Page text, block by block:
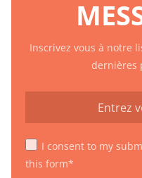
Inscrivez vous à notre
dernières
I consent to my
this form*